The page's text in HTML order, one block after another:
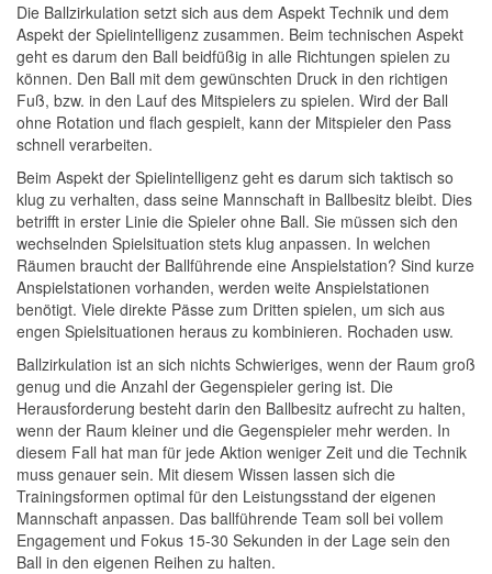
Die Ballzirkulation setzt sich aus dem Aspekt Technik und dem
Aspekt der Spielintelligenz zusammen. Beim technischen Aspekt
geht es darum den Ball beidfüßig in alle Richtungen spielen zu
können. Den Ball mit dem gewünschten Druck in den richtigen
Fuß, bzw. in den Lauf des Mitspielers zu spielen. Wird der Ball
ohne Rotation und flach gespielt, kann der Mitspieler den Pass
schnell verarbeiten.
Beim Aspekt der Spielintelligenz geht es darum sich taktisch so
klug zu verhalten, dass seine Mannschaft in Ballbesitz bleibt. Dies
betrifft in erster Linie die Spieler ohne Ball. Sie müssen sich den
wechselnden Spielsituation stets klug anpassen. In welchen
Räumen braucht der Ballführende eine Anspielstation? Sind kurze
Anspielstationen vorhanden, werden weite Anspielstationen
benötigt. Viele direkte Pässe zum Dritten spielen, um sich aus
engen Spielsituationen heraus zu kombinieren. Rochaden usw.
Ballzirkulation ist an sich nichts Schwieriges, wenn der Raum groß
genug und die Anzahl der Gegenspieler gering ist. Die
Herausforderung besteht darin den Ballbesitz aufrecht zu halten,
wenn der Raum kleiner und die Gegenspieler mehr werden. In
diesem Fall hat man für jede Aktion weniger Zeit und die Technik
muss genauer sein. Mit diesem Wissen lassen sich die
Trainingsformen optimal für den Leistungsstand der eigenen
Mannschaft anpassen. Das ballführende Team soll bei vollem
Engagement und Fokus 15-30 Sekunden in der Lage sein den
Ball in den eigenen Reihen zu halten.